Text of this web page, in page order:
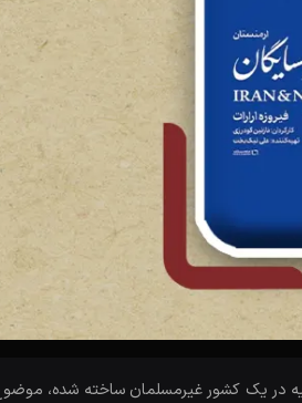
در یک کشور غیرمسلمان ساخته شده،